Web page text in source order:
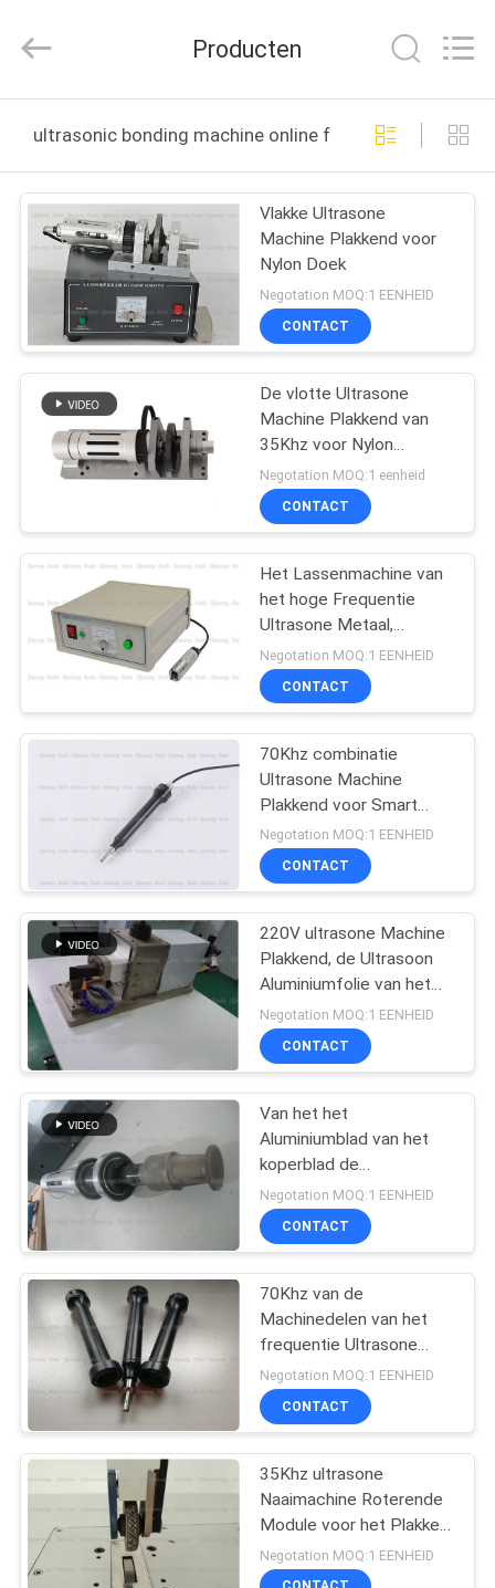
PRODUCTEN
OVER
FABRIEKSTOCHT
KWALITEITSCONTROLE
CONTACT
ONS
NIEUWS
GEVALLEN
OFFERTE
AANVRAGEN
SITEMAP
PRIVACYBELEID
Equipment
Co.,Ltd.
Reserved.
Producten
ultrasonic bonding machine online fabricage
Vlakke Ultrasone
Machine Plakkend voor
Nylon Doek
Negotation MOQ:1 EENHEID
CONTACT
De vlotte Ultrasone
Machine Plakkend van
35Khz voor Nylon
Stoffen Hoge
Frequentie
Negotation MOQ:1 eenheid
CONTACT
Het Lassenmachine van
het hoge Frequentie
Ultrasone Metaal,
Koperdraad die Ultrasone
Machine Plakkend voor
IC-Kaart last
Negotation MOQ:1 EENHEID
CONTACT
70Khz combinatie
Ultrasone Machine
Plakkend voor Smart
Card-Antenne het
Inbedden
Negotation MOQ:1 EENHEID
CONTACT
220V ultrasone Machine
Plakkend, de Ultrasoon
Aluminiumfolie van het
Metaallassen en
Aluminiumblad
Negotation MOQ:1 EENHEID
CONTACT
Van het het
Aluminiumblad van het
koperblad de
Handbediende Ultrasone
Lasser, het Broodjes
Ultrasone Machine
Aluminiumbuis
Negotation MOQ:1 EENHEID
CONTACT
70Khz van de
Machinedelen van het
frequentie Ultrasone
Lassen Antenne 0.15mm
het Inlegsel van de
Koperdraad aan Plastic
Negotation MOQ:1 EENHEID
CONTACT
35Khz ultrasone
Naaimachine Roterende
Module voor het Plakken
van Nonwovens Films en
Textiel
Negotation MOQ:1 EENHEID